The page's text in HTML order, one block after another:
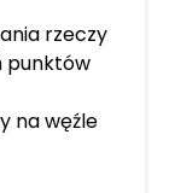
rzeczy
punktów
na węźle